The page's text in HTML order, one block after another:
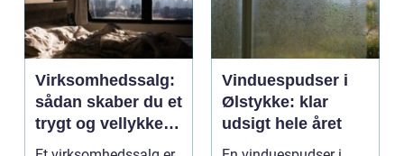
Virksomhedssalg:
sådan skaber du et
trygt og vellykket
salg
Vinduespudser i
Ølstykke: klar
udsigt hele året